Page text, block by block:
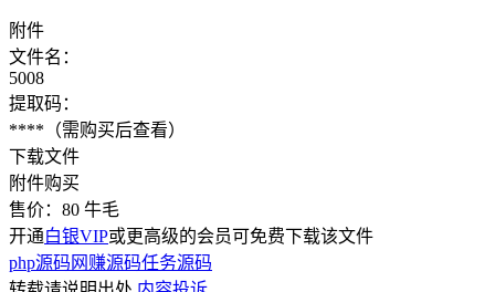
附件
文件名：
5008
提取码：
**** （需购买后查看）
下载文件
附件购买
售价： 80 牛毛
开通白银VIP或更高级的会员可免费下载该文件
php源码 网赚源码任务源码